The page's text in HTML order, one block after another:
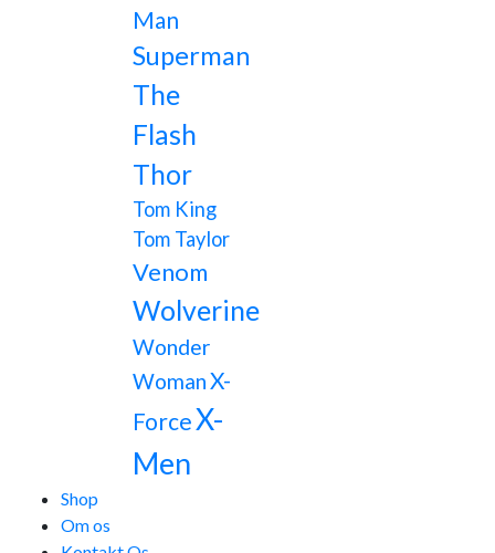
Man
Superman
The
Flash
Thor
Tom King
Tom Taylor
Venom
Wolverine
Wonder
WomanX-
ForceX-
Men
Shop
Om os